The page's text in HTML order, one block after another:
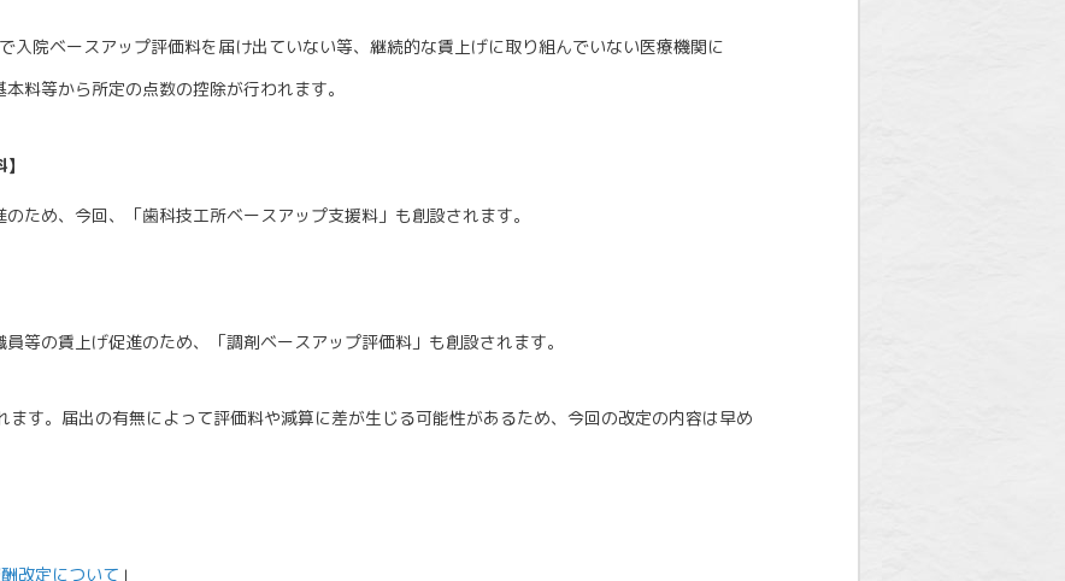
院ベースアップ評価料を届け出ていない等、継続的な賃上げに取り組んでいない医療機関に
料等から所定の点数の控除が行われます。
ため、今回、「歯科技工所ベースアップ支援料」も創設されます。
等の賃上げ促進のため、「調剤ベースアップ評価料」も創設されます。
す。届出の有無によって評価料や減算に差が生じる可能性があるため、今回の改定の内容は早め
改定について 」